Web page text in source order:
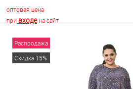
оптовая цена
при входена сайт
В корзину
Распродажа
Скидка 15%